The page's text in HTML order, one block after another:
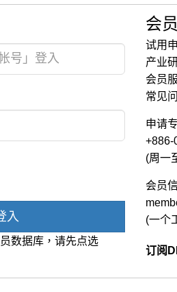
入
数据库，请先点选
会
试用
产业
会员
常见
申请
+886-
(周一
会员
(一个
订阅